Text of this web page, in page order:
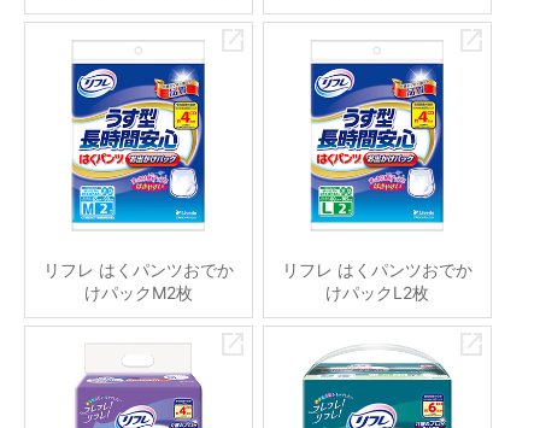
リフレ はくパンツおでか
けパックM2枚
リフレ はくパンツおでか
けパックL2枚